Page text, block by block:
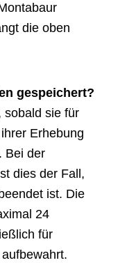
die oben
gespeichert?
sobald sie für
Erhebung
Bei der
dies der Fall,
ist. Die
24
für